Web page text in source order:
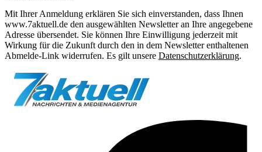
Mit Ihrer Anmeldung erklären Sie sich einverstanden, dass Ihnen
www.7aktuell.de den ausgewählten Newsletter an Ihre angegebene
Adresse übersendet. Sie können Ihre Einwilligung jederzeit mit
Wirkung für die Zukunft durch den in dem Newsletter enthaltenen
Abmelde-Link widerrufen. Es gilt unsere Datenschutzerklärung.